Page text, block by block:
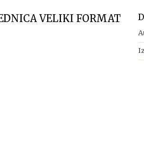
VELIKI FORMAT